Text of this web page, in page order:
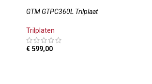
GTM GTPC360L Trilplaat
Trilplaten
€ 599,00